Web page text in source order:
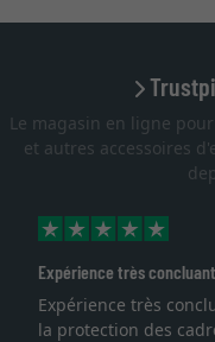
Le magasin en ligne
et autres accessoires
Expérience très
Expérience très
la protection des